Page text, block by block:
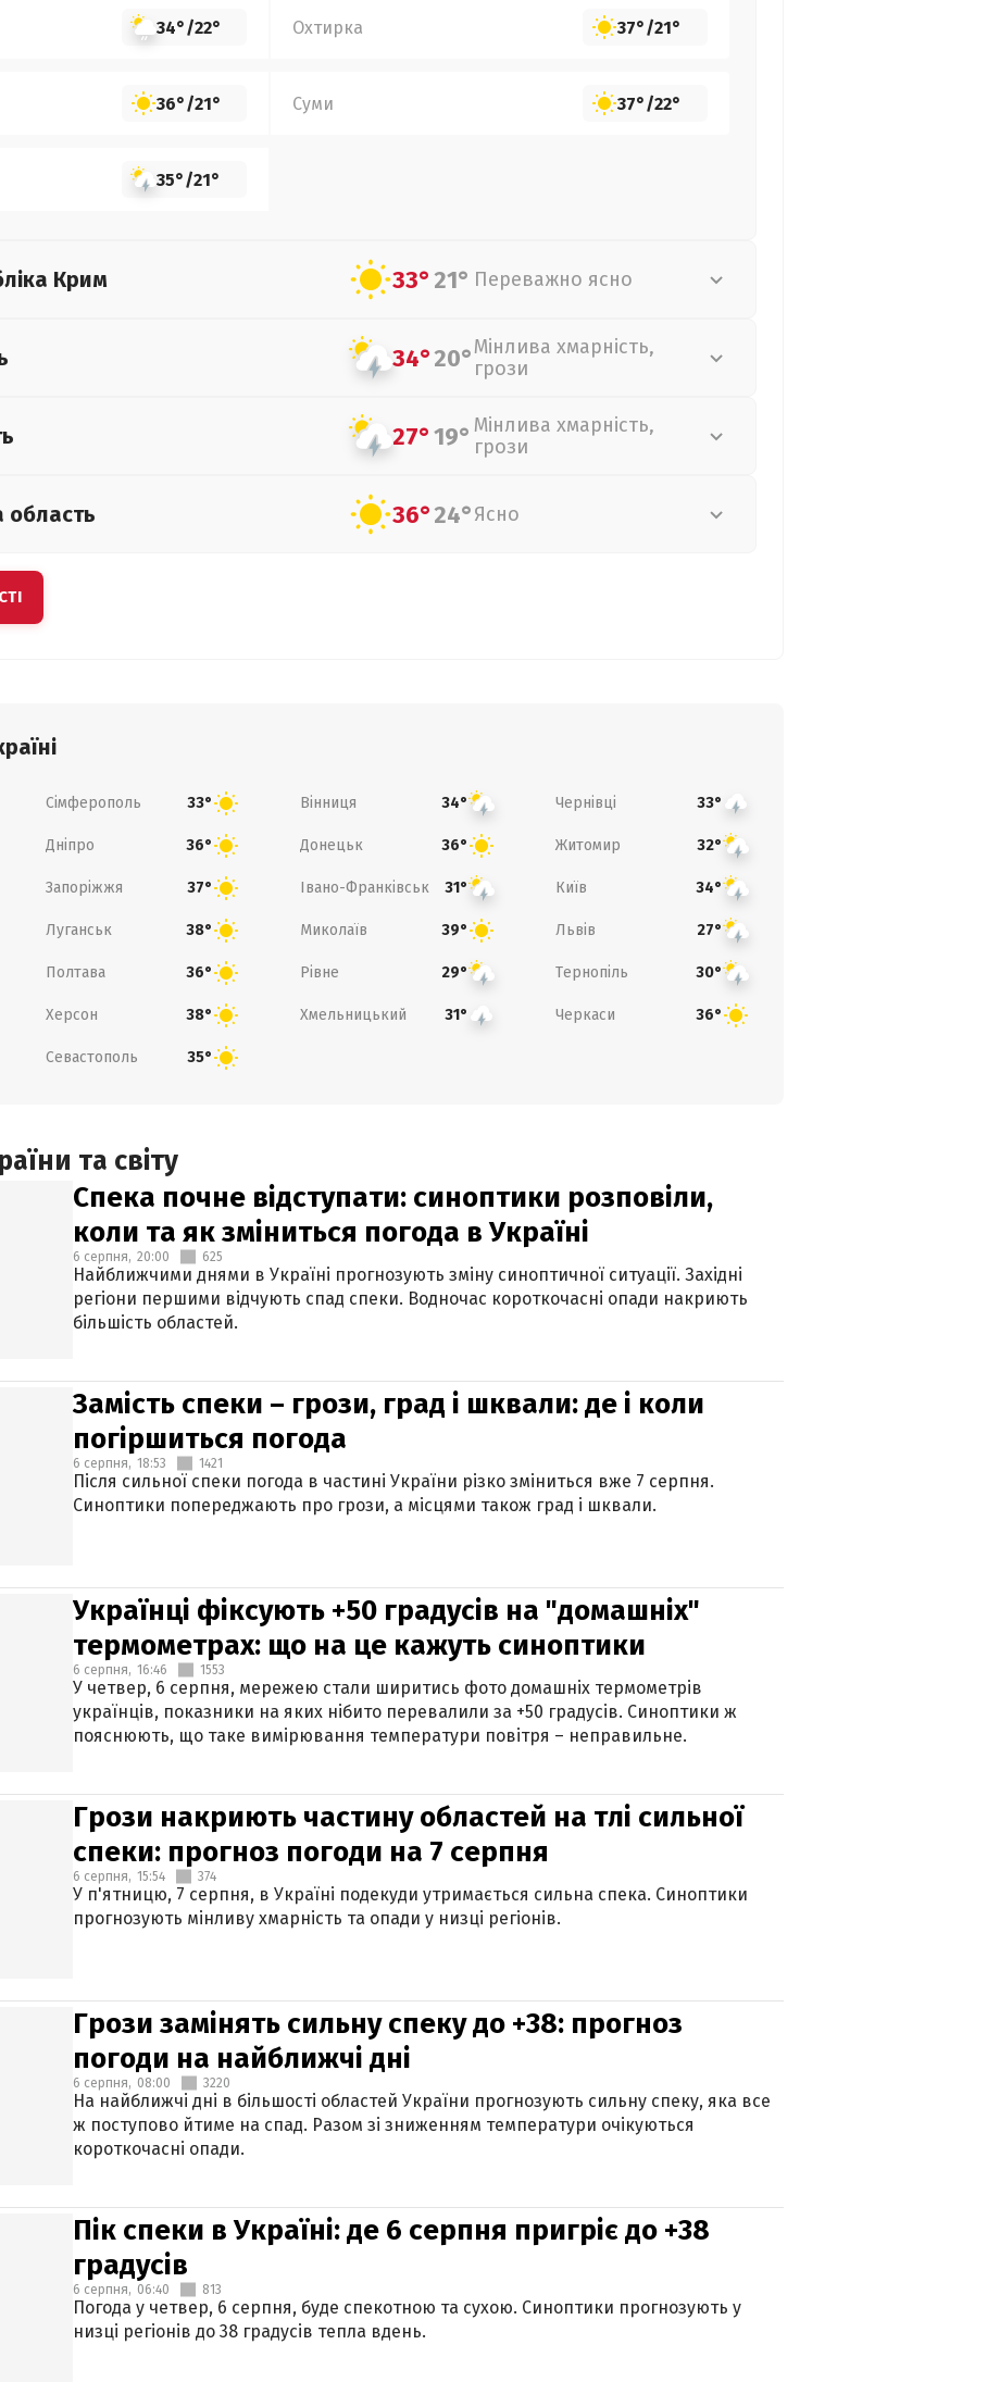
34°/22° Охтирка 37°/21°
36°/21° Суми 37°/22°
35°/21°
Крим 33°21° Переважно ясно
34°20°Мінлива хмарність,
грози
27°19° Мінлива хмарність,
грози
область 36°24°Ясно
Сімферополь 33° Вінниця 34° Чернівці 33°
Дніпро 36° Донецьк 36° Житомир 32°
Запоріжжя 37° Івано-Франківськ 31° Київ 34°
Луганськ 38° Миколаїв 39° Львів 27°
Полтава 36° Рівне 29° Тернопіль 30°
Херсон 38° Хмельницький 31° Черкаси 36°
Севастополь 35°
та світу
Спека почне відступати: синоптики розповіли,
коли та як зміниться погода в Україні
6 серпня, 20:00 625
Найближчими днями в Україні прогнозують зміну синоптичної ситуації. Західні
регіони першими відчують спад спеки. Водночас короткочасні опади накриють
більшість областей.
Замість спеки – грози, град і шквали: де і коли
погіршиться погода
6 серпня, 18:53 1421
Після сильної спеки погода в частині України різко зміниться вже 7 серпня.
Синоптики попереджають про грози, а місцями також град і шквали.
Українці фіксують +50 градусів на "домашніх"
термометрах: що на це кажуть синоптики
6 серпня, 16:46 1553
У четвер, 6 серпня, мережею стали ширитись фото домашніх термометрів
українців, показники на яких нібито перевалили за +50 градусів. Синоптики ж
пояснюють, що таке вимірювання температури повітря – неправильне.
Грози накриють частину областей на тлі сильної
спеки: прогноз погоди на 7 серпня
6 серпня, 15:54 374
У п'ятницю, 7 серпня, в Україні подекуди утримається сильна спека. Синоптики
прогнозують мінливу хмарність та опади у низці регіонів.
Грози замінять сильну спеку до +38: прогноз
погоди на найближчі дні
6 серпня, 08:00 3220
На найближчі дні в більшості областей України прогнозують сильну спеку, яка все
ж поступово йтиме на спад. Разом зі зниженням температури очікуються
короткочасні опади.
Пік спеки в Україні: де 6 серпня пригріє до +38
градусів
6 серпня, 06:40 813
Погода у четвер, 6 серпня, буде спекотною та сухою. Синоптики прогнозують у
низці регіонів до 38 градусів тепла вдень.